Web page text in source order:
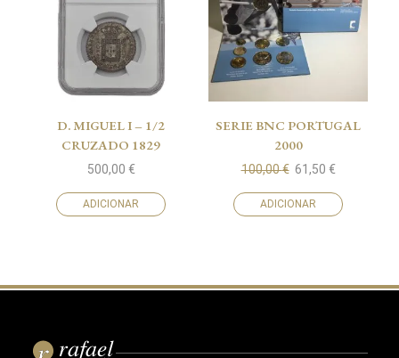
D. MIGUEL I – 1/2
CRUZADO 1829
500,00 €
ADICIONAR
SERIE BNC PORTUGAL
2000
100,00€ 61,50 €
ADICIONAR